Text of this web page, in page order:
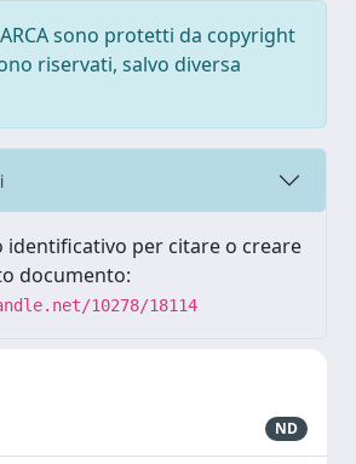
sono protetti da copyright
riservati, salvo diversa
identificativo per citare o creare
documento:
10278/18114
ND